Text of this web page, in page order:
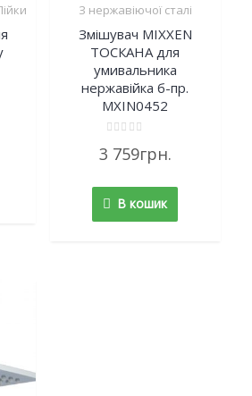
З нержавіючої сталі
Змішувач MIXXEN
ТОСКАНА для
умивальника
нержавійка б-пр.
MXIN0452
0
out
5
3 759грн.
В кошик